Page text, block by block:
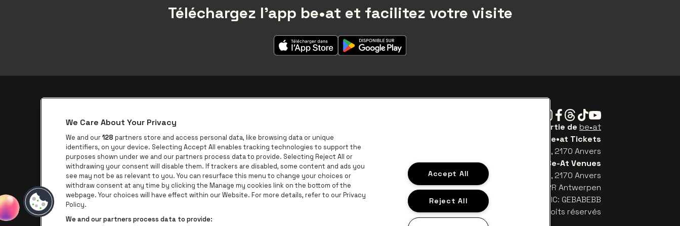
Téléchargez l'app be•at et facilitez votre visite
Application be•at
be•at Corporate
be•at Business
Groupes
Helpcenter
Contact
Instagram
Facebook
Threads
TiktokYoutube
Be•at Tickets fait partie de be•at
be•at Tickets
Schijnpoortweg 119, 2170 Anvers
Be-At Venues
Schijnpoortweg 119, 2170 Anvers
BTW (BE) 0461.051.688 - RPR Antwerpen
BNP Paribas Fortis - IBAN: BE93 2200 4925 0067 - BIC: GEBABEBB
© be•at - Tous droits réservés
We Care About Your Privacy
We and our128 partners store and access personal data, like browsing data or unique
identifiers, on your device. Selecting Accept All enables tracking technologies to support the
purposes shown under we and our partners process data to provide. Selecting Reject All or
withdrawing your consent will disable them. If trackers are disabled, some content and ads you
see may not be as relevant to you. You can resurface this menu to change your choices or
withdraw consent at any time by clicking the Manage my cookies link on the bottom of the
webpage. Your choices will have effect within our Website. For more details, refer to our Privacy
Policy.
We and our partners process data to provide:
Accept All
Reject All